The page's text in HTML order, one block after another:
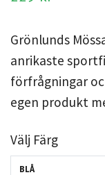
Grönlunds
anrikaste
förfrågningar
egen produkt
Välj Färg
BLÅ